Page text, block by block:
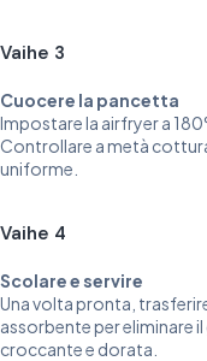
Vaihe 3
Cuocere la pancetta
Impostare la airfryer a
Controllare a metà
uniforme.
Vaihe 4
Scolare e servire
Una volta pronta,
assorbente per eliminare
croccante e dorata.